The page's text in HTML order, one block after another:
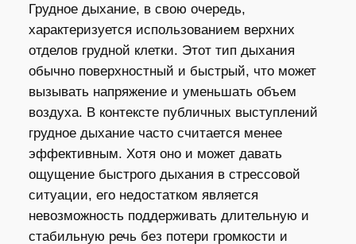
Грудное дыхание, в свою очередь,
характеризуется использованием верхних
отделов грудной клетки. Этот тип дыхания
обычно поверхностный и быстрый, что может
вызывать напряжение и уменьшать объем
воздуха. В контексте публичных выступлений
грудное дыхание часто считается менее
эффективным. Хотя оно и может давать
ощущение быстрого дыхания в стрессовой
ситуации, его недостатком является
невозможность поддерживать длительную и
стабильную речь без потери громкости и